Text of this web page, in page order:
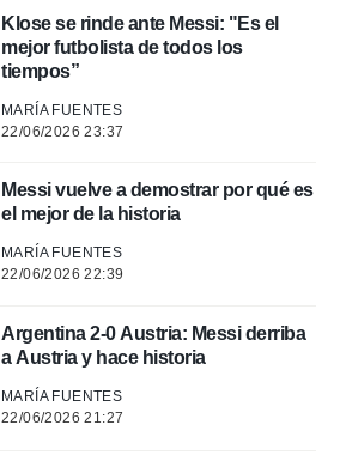
Klose se rinde ante Messi: "Es el
mejor futbolista de todos los
tiempos”
MARÍA FUENTES
22/06/2026 23:37
Messi vuelve a demostrar por qué es
el mejor de la historia
MARÍA FUENTES
22/06/2026 22:39
Argentina 2-0 Austria: Messi derriba
a Austria y hace historia
MARÍA FUENTES
22/06/2026 21:27